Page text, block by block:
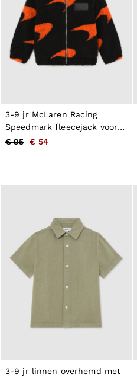
3-9 jr McLaren Racing
Speedmark fleecejack voor
kinderen in Zwart/Payaya
€ 95 € 54
3-9 jr linnen overhemd met